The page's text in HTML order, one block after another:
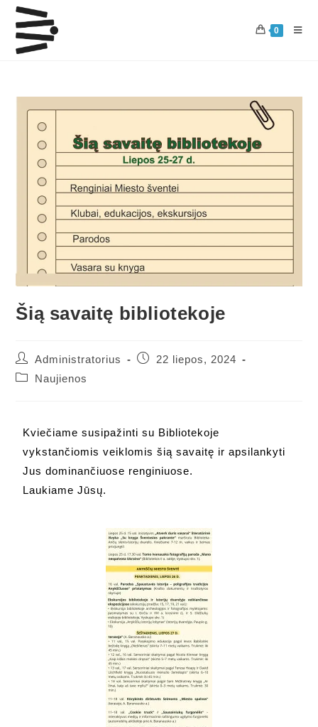
0
Šią savaitę bibliotekoje
Administratorius
22 liepos, 2024
Naujienos
Kviečiame susipažinti su Bibliotekoje
vykstančiomis veiklomis šią savaitę ir apsilankyti
Jus dominančiuose renginiuose.
Laukiame Jūsų.